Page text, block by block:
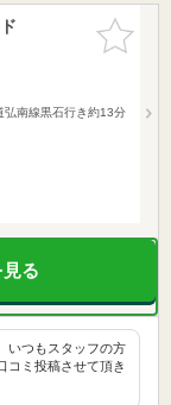
お気に入
りに追加
弘南線黒石行き約13分
る
いつもスタッフの方
コミ投稿させて頂き